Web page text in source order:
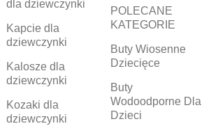
dla dziewczynki
Kapcie dla
dziewczynki
Kalosze dla
dziewczynki
Kozaki dla
dziewczynki
POLECANE
KATEGORIE
Buty Wiosenne
Dziecięce
Buty
Wodoodporne Dla
Dzieci